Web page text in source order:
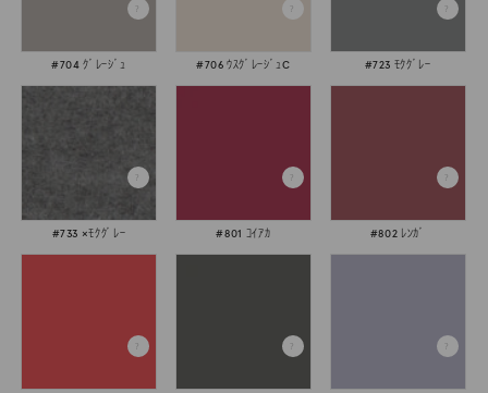
#704 ｸﾞﾚｰｼﾞｭ #706 ｳｽｸﾞﾚｰｼﾞｭC #723 ﾓｸｸﾞﾚｰ
#733 ×ﾓｸｸﾞﾚｰ #801 ｺｲｱｶ #802 ﾚﾝｶﾞ